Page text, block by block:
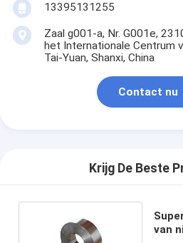
13395131255
Zaal g001-a, Nr. G001e,
het Internationale Centrum
Tai-Yuan, Shanxi, China
Contact nu
Krijg De Beste
van